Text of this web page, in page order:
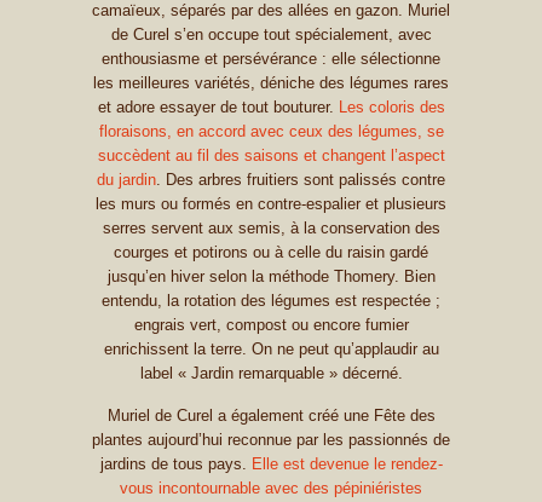
camaïeux, séparés par des allées en gazon. Muriel
de Curel s’en occupe tout spécialement, avec
enthousiasme et persévérance : elle sélectionne
les meilleures variétés, déniche des légumes rares
et adore essayer de tout bouturer. Les coloris des
floraisons, en accord avec ceux des légumes, se
succèdent au fil des saisons et changent l’aspect
du jardin. Des arbres fruitiers sont palissés contre
les murs ou formés en contre-espalier et plusieurs
serres servent aux semis, à la conservation des
courges et potirons ou à celle du raisin gardé
jusqu’en hiver selon la méthode Thomery. Bien
entendu, la rotation des légumes est respectée ;
engrais vert, compost ou encore fumier
enrichissent la terre. On ne peut qu’applaudir au
label « Jardin remarquable » décerné.
Muriel de Curel a également créé une Fête des
plantes aujourd’hui reconnue par les passionnés de
jardins de tous pays. Elle est devenue le rendez-
vous incontournable avec des pépiniéristes